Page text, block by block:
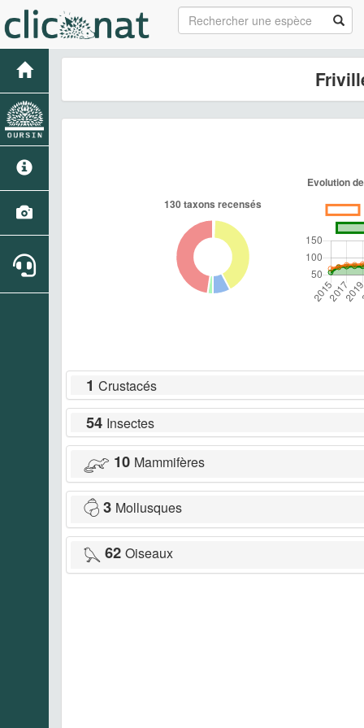
1 Crustacés
54 Insectes
10 Mammifères
3 Mollusques
62 Oiseaux